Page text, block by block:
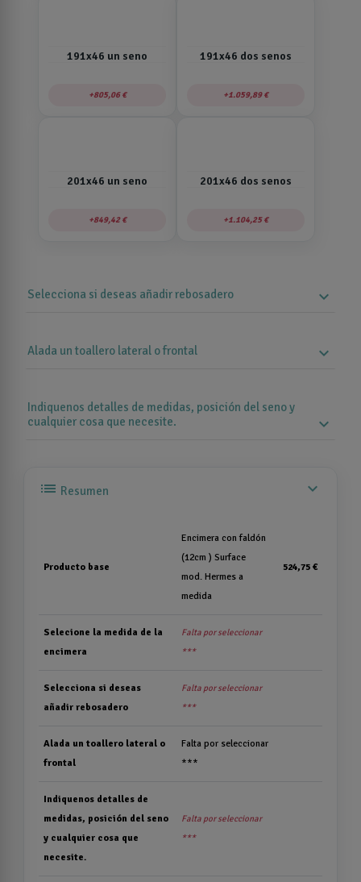
191x46 un seno
805,06 €
191x46 dos senos
1.059,89 €
201x46 un seno
849,42 €
201x46 dos senos
1.104,25 €
Selecciona si deseas añadir rebosadero expand_more
Alada un toallero lateral o frontal expand_more
Indiquenos detalles de medidas, posición del seno y
cualquier cosa que necesite.
expand_more
list Resumen expand_more
Producto base
Encimera con faldón
(12cm ) Surface
mod. Hermes a
medida
524,75 €
Selecione la medida de la
encimera
Falta por seleccionar
***
Selecciona si deseas
añadir rebosadero
Falta por seleccionar
***
Alada un toallero lateral o
frontal
Falta por seleccionar
***
Indiquenos detalles de
medidas, posición del seno
y cualquier cosa que
necesite.
Falta por seleccionar
***